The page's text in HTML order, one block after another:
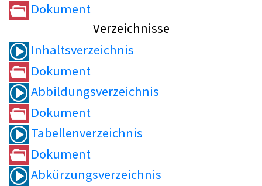
Dokument
Verzeichnisse
Inhaltsverzeichnis
Dokument
Abbildungsverzeichnis
Dokument
Tabellenverzeichnis
Dokument
Abkürzungsverzeichnis